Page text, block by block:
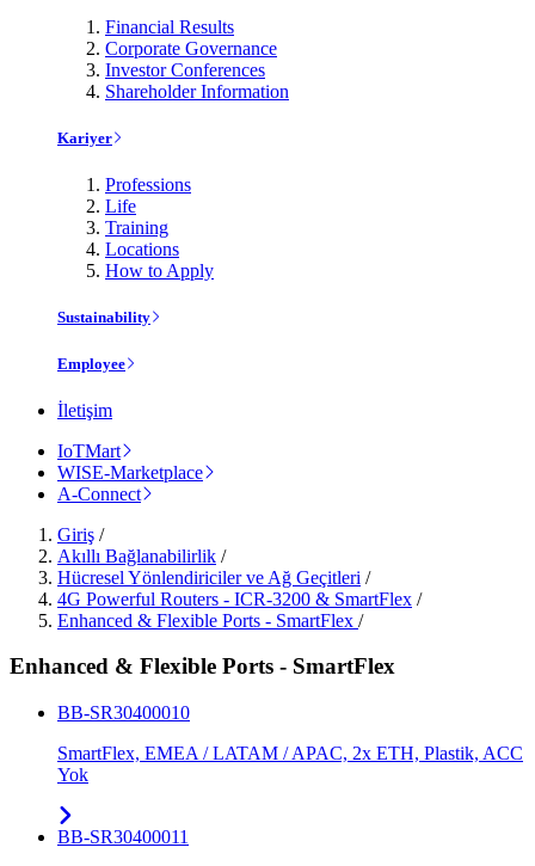
Financial Results
Corporate Governance
Investor Conferences
Shareholder Information
Kariyer
Professions
Life
Training
Locations
How to Apply
Sustainability
Employee
İletişim
IoTMart
WISE-Marketplace
A-Connect
Giriş /
Akıllı Bağlanabilirlik /
Hücresel Yönlendiriciler ve Ağ Geçitleri /
4G Powerful Routers - ICR-3200 & SmartFlex /
Enhanced & Flexible Ports - SmartFlex /
Enhanced & Flexible Ports - SmartFlex
BB-SR30400010
SmartFlex, EMEA / LATAM / APAC, 2x ETH, Plastik, ACC
Yok
BB-SR30400011